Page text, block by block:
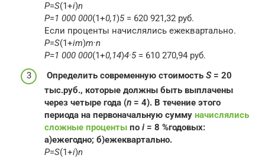
P=S(1+i)n
P=1 000 000(1+0,1)5​ = 620 921,32 руб.
Если проценты начислялись ежеквартально.
P=S(1+im​)m·n
P=1 000 000(1+0,14​)4·5​ = 610 270,94 руб.
Определить современную стоимость S= 20
тыс.руб., которые должны быть выплачены
через четыре года (n = 4). В течение этого
периода на первоначальную сумму начислялись
сложные проценты по i = 8 %годовых:
а)ежегодно; б)ежеквартально.
P=S(1+i)n